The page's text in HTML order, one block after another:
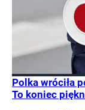
Polka wróciła
To koniec